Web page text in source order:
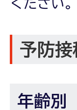
ください。
予防
年齢別